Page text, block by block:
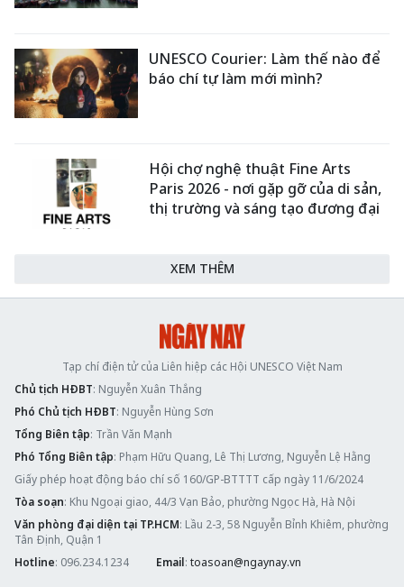
UNESCO Courier: Làm thế nào để
báo chí tự làm mới mình?
Hội chợ nghệ thuật Fine Arts
Paris 2026 - nơi gặp gỡ của di sản,
thị trường và sáng tạo đương đại
XEM THÊM
Tạp chí điện tử của Liên hiệp các Hội UNESCO Việt Nam
Chủ tịch HĐBT: Nguyễn Xuân Thắng
Phó Chủ tịch HĐBT: Nguyễn Hùng Sơn
Tổng Biên tập: Trần Văn Mạnh
Phó Tổng Biên tập: Phạm Hữu Quang, Lê Thị Lương, Nguyễn Lệ Hằng
Giấy phép hoạt động báo chí số 160/GP-BTTTT cấp ngày 11/6/2024
Tòa soạn: Khu Ngoại giao, 44/3 Vạn Bảo, phường Ngọc Hà, Hà Nội
Văn phòng đại diện tại TP.HCM: Lầu 2-3, 58 Nguyễn Bỉnh Khiêm, phường
Tân Định, Quận 1
Hotline: 096.234.1234 Email: toasoan@ngaynay.vn